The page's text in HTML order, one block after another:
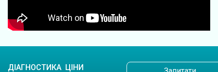
ДІАГНОСТИКА ЦІНИ